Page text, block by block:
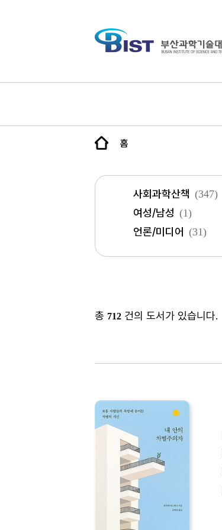
홈
사회과학산책 (347)
여성/남성 (1)
언론/미디어 (31)
총 712 건의 도서가 있습니다.